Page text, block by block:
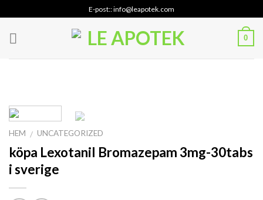
to
content
E-post:: info@leapotek.com
0
HEM / UNCATEGORIZED
köpa Lexotanil Bromazepam 3mg-30tabs
i sverige